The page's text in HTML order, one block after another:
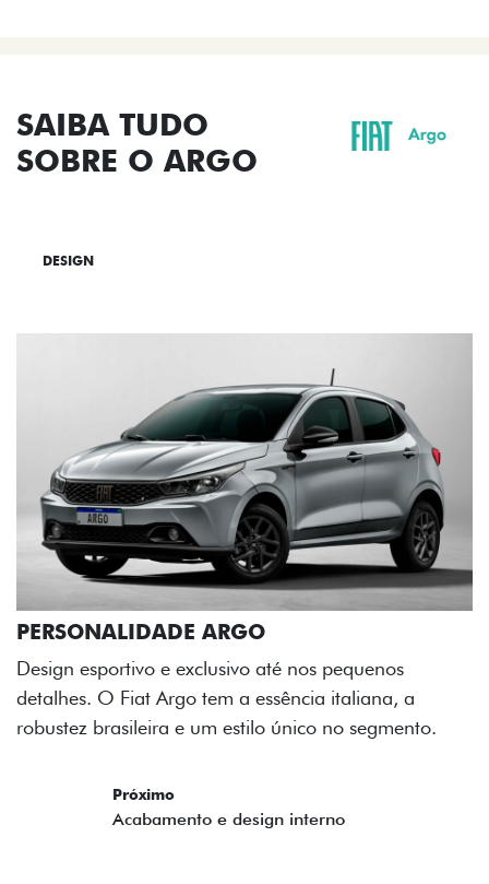
SAIBA TUDO
SOBRE O ARGO
DESIGN
ARGO
até nos pequenos
tem a essência italiana, a
estilo único no segmento.